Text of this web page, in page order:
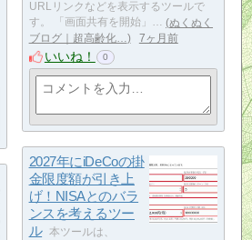
URLリンクなどを表示するツールで
す。 「画面共有を開始」…
ぬくぬく
ブログ｜超高齢化…
7ヶ月前
いいね！ 0
2027年にiDeCoの掛
金限度額が引き上
げ！NISAとのバラ
ンスを考えるツー
ル
本ツールは、